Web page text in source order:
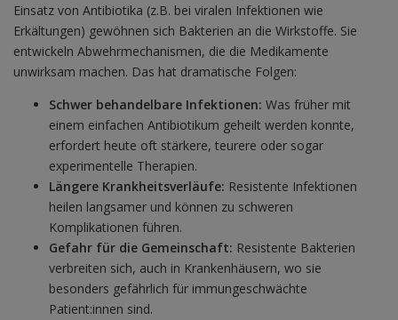
Einsatz von Antibiotika (z.B. bei viralen Infektionen wie
Erkältungen) gewöhnen sich Bakterien an die Wirkstoffe. Sie
entwickeln Abwehrmechanismen, die die Medikamente
unwirksam machen. Das hat dramatische Folgen:
Schwer behandelbare Infektionen: Was früher mit
einem einfachen Antibiotikum geheilt werden konnte,
erfordert heute oft stärkere, teurere oder sogar
experimentelle Therapien.
Längere Krankheitsverläufe: Resistente Infektionen
heilen langsamer und können zu schweren
Komplikationen führen.
Gefahr für die Gemeinschaft: Resistente Bakterien
verbreiten sich, auch in Krankenhäusern, wo sie
besonders gefährlich für immungeschwächte
Patient:innen sind.